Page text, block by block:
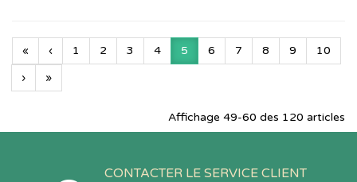
« ‹ 1 2 3 4 5 6 7 8 9
10
›
»
Affichage 49-60 des 120 articles
CONTACTER LE SERVICE CLIENT